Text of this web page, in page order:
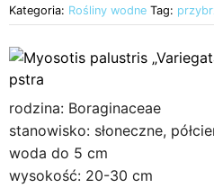
Kategoria: Rośliny wodne Tag:
rodzina: Boraginaceae
stanowisko: słoneczne,
woda do 5 cm
wysokość: 20-30 cm